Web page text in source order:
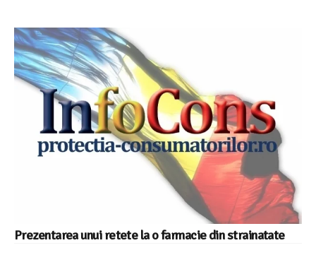
Prezentarea unui retete la o farmacie din strainatate